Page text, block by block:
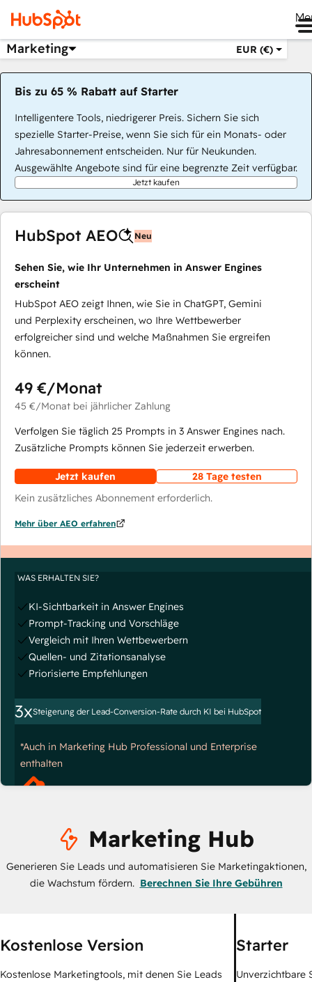
Marketing EUR (€)
Bis zu 65 % Rabatt auf Starter
Intelligentere Tools, niedrigerer Preis. Sichern Sie sich
spezielle Starter-Preise, wenn Sie sich für ein Monats- oder
Jahresabonnement entscheiden. Nur für Neukunden.
Ausgewählte Angebote sind für eine begrenzte Zeit verfügbar.
Jetzt kaufen
HubSpot AEO Neu
Sehen Sie, wie Ihr Unternehmen in Answer Engines
erscheint
HubSpot AEO zeigt Ihnen, wie Sie in ChatGPT, Gemini
und Perplexity erscheinen, wo Ihre Wettbewerber
erfolgreicher sind und welche Maßnahmen Sie ergreifen
können.
49 €/Monat
45 €/Monat bei jährlicher Zahlung
Verfolgen Sie täglich 25 Prompts in 3 Answer Engines nach.
Zusätzliche Prompts können Sie jederzeit erwerben.
Jetzt kaufen
28 Tage testen
Kein zusätzliches Abonnement erforderlich.
Mehr über AEO erfahren
WAS ERHALTEN SIE?
KI-Sichtbarkeit in Answer Engines
Prompt-Tracking und Vorschläge
Vergleich mit Ihren Wettbewerbern
Quellen- und Zitationsanalyse
Priorisierte Empfehlungen
3xSteigerung der Lead-Conversion-Rate durch KI bei HubSpot
*Auch in Marketing Hub Professional und Enterprise
enthalten
Marketing Hub
Generieren Sie Leads und automatisieren Sie Marketingaktionen,
die Wachstum fördern. Berechnen Sie Ihre Gebühren
Kostenlose Version
Kostenlose Marketingtools, mit denen Sie Leads
Starter
Unverzichtbare